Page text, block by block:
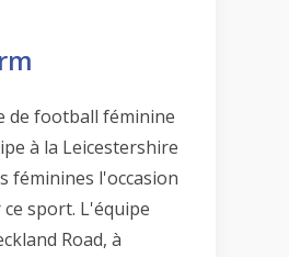
de football féminine
à la Leicestershire
féminines l'occasion
sport. L'équipe
Road, à